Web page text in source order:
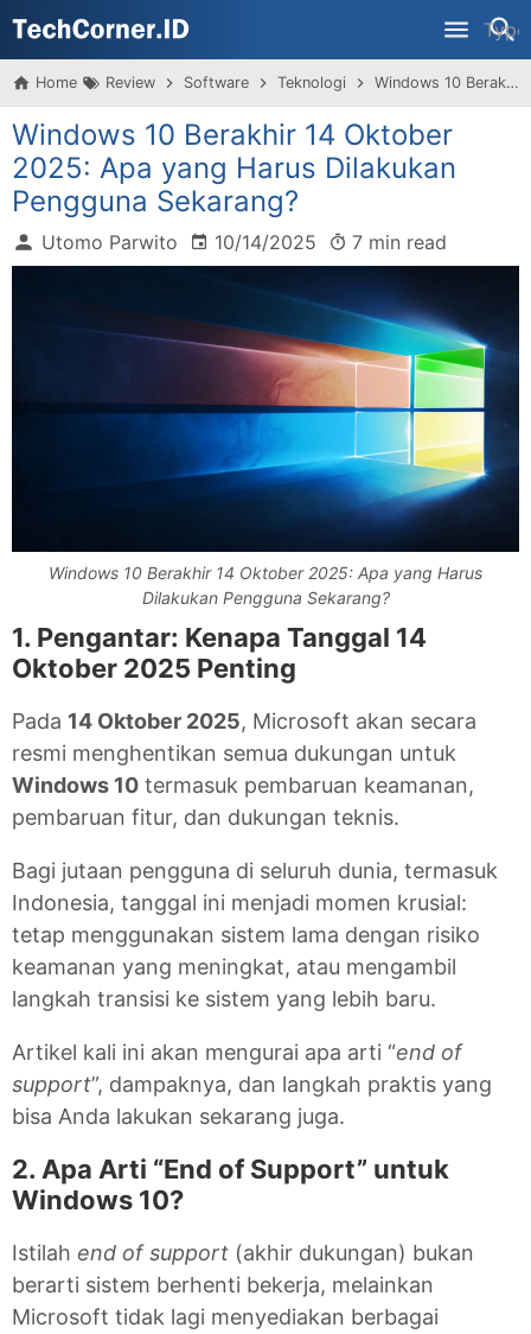
Skip to main content
Home Review Software Teknologi Windows 10 Berakhir 14 Oktober 2025: Apa yang Harus Dilakukan Pengguna Sekarang?
Windows 10 Berakhir 14 Oktober
2025: Apa yang Harus Dilakukan
Pengguna Sekarang?
Utomo Parwito 10/14/2025 7 min read
Windows 10 Berakhir 14 Oktober 2025: Apa yang Harus
Dilakukan Pengguna Sekarang?
1. Pengantar: Kenapa Tanggal 14
Oktober 2025 Penting
Pada 14 Oktober 2025, Microsoft akan secara
resmi menghentikan semua dukungan untuk
Windows 10 termasuk pembaruan keamanan,
pembaruan fitur, dan dukungan teknis.
Bagi jutaan pengguna di seluruh dunia, termasuk
Indonesia, tanggal ini menjadi momen krusial:
tetap menggunakan sistem lama dengan risiko
keamanan yang meningkat, atau mengambil
langkah transisi ke sistem yang lebih baru.
Artikel kali ini akan mengurai apa arti “end of
support”, dampaknya, dan langkah praktis yang
bisa Anda lakukan sekarang juga.
2. Apa Arti “End of Support” untuk
Windows 10?
Istilah end of support (akhir dukungan) bukan
berarti sistem berhenti bekerja, melainkan
Microsoft tidak lagi menyediakan berbagai